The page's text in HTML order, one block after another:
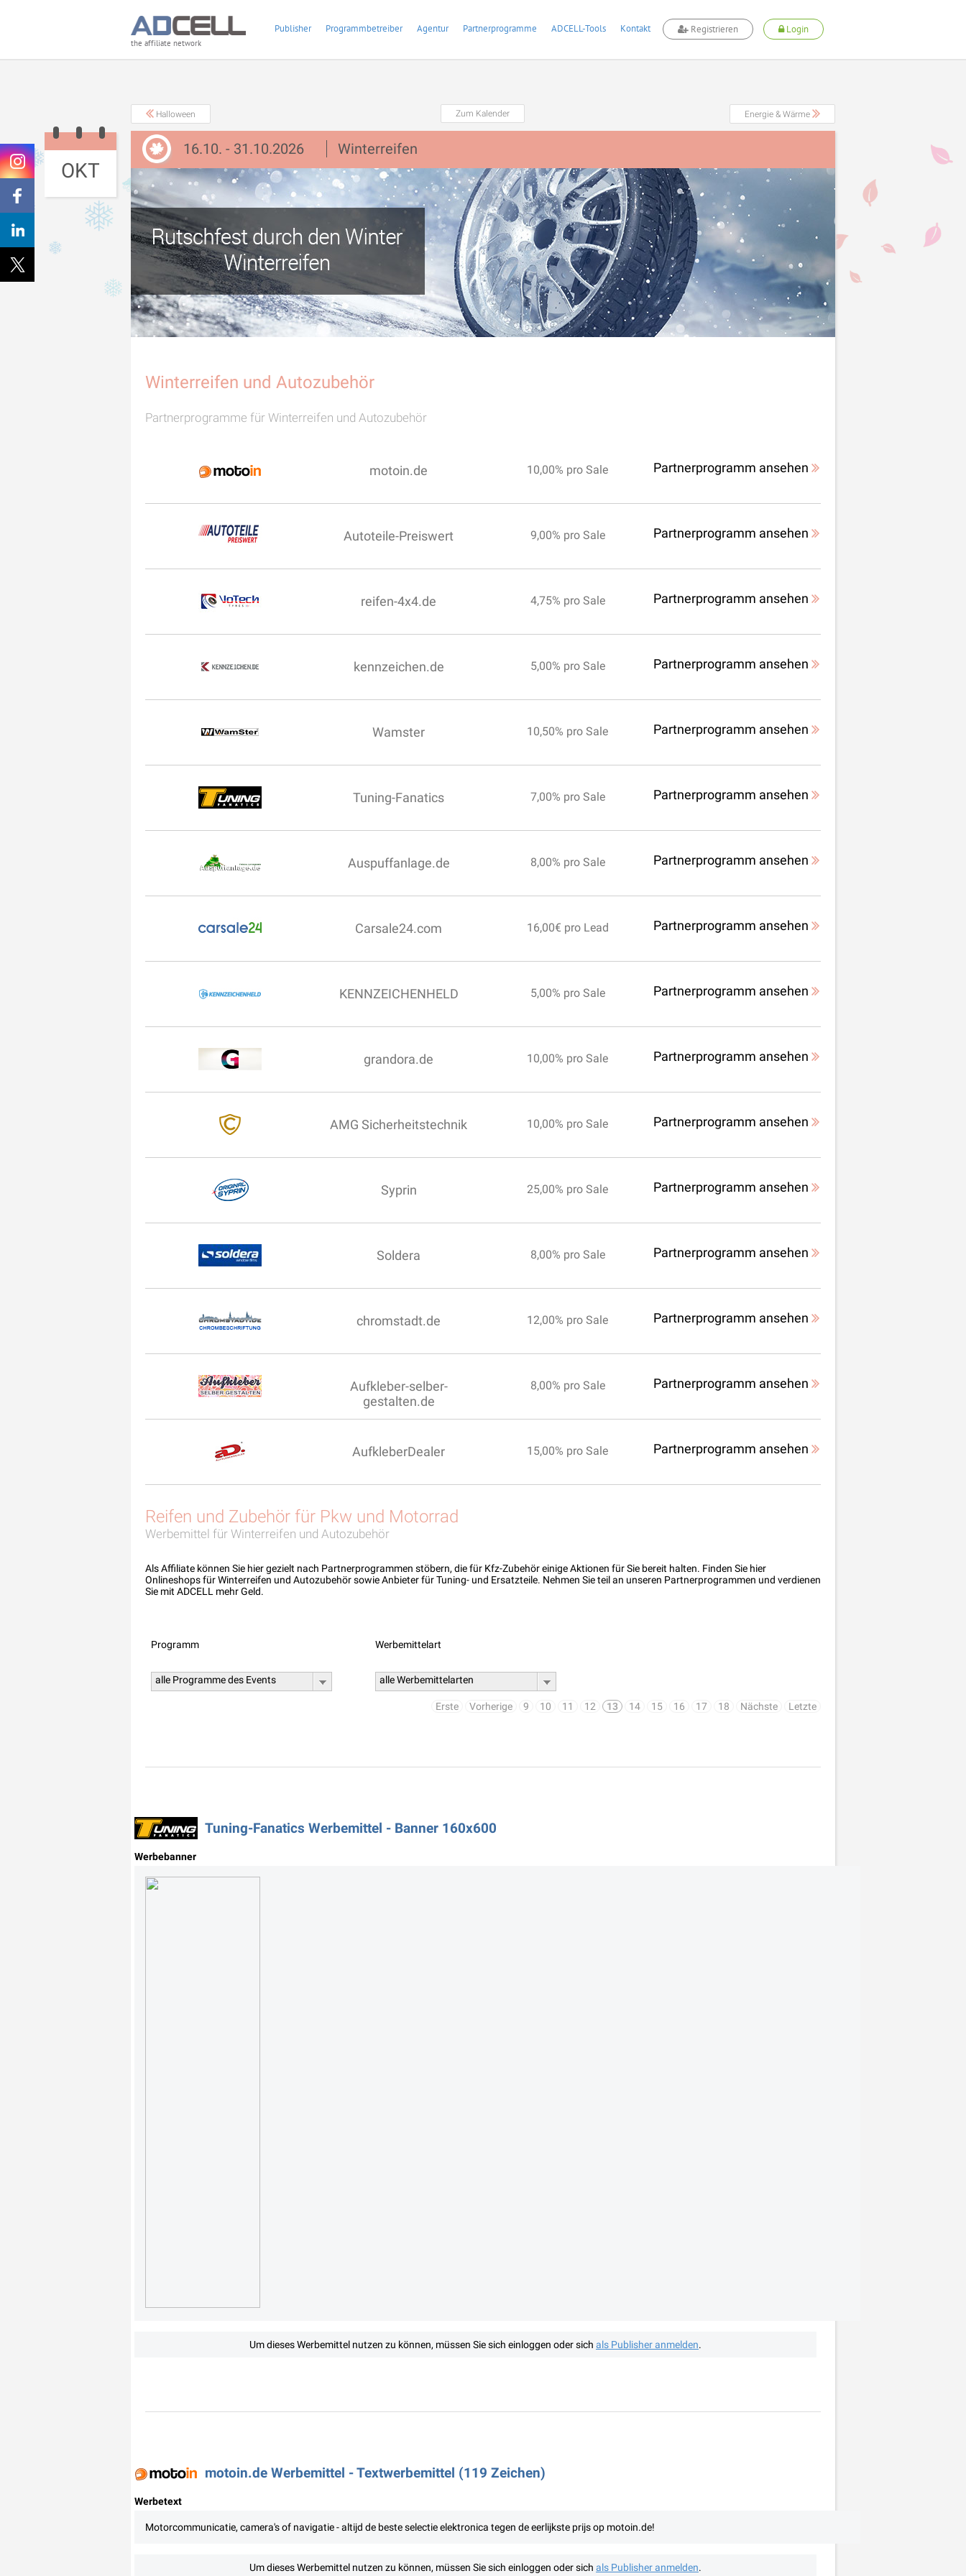
the affiliate network
Publisher Programmbetreiber Agentur Partnerprogramme ADCELL-Tools Kontakt Registrieren Login
OKT
Halloween Zum Kalender Energie & Wärme
16.10. - 31.10.2026 Winterreifen
Winterreifen und Autozubehör
Partnerprogramme für Winterreifen und Autozubehör
motoin.de 10,00% pro Sale Partnerprogramm ansehen
Autoteile-Preiswert 9,00% pro Sale Partnerprogramm ansehen
reifen-4x4.de 4,75% pro Sale Partnerprogramm ansehen
kennzeichen.de 5,00% pro Sale Partnerprogramm ansehen
Wamster 10,50% pro Sale Partnerprogramm ansehen
Tuning-Fanatics 7,00% pro Sale Partnerprogramm ansehen
Auspuffanlage.de 8,00% pro Sale Partnerprogramm ansehen
Carsale24.com 16,00€ pro Lead Partnerprogramm ansehen
KENNZEICHENHELD 5,00% pro Sale Partnerprogramm ansehen
grandora.de 10,00% pro Sale Partnerprogramm ansehen
AMG Sicherheitstechnik 10,00% pro Sale Partnerprogramm ansehen
Syprin 25,00% pro Sale Partnerprogramm ansehen
Soldera 8,00% pro Sale Partnerprogramm ansehen
chromstadt.de 12,00% pro Sale Partnerprogramm ansehen
Aufkleber-selber-
gestalten.de
8,00% pro Sale Partnerprogramm ansehen
AufkleberDealer 15,00% pro Sale Partnerprogramm ansehen
Reifen und Zubehör für Pkw und Motorrad
Werbemittel für Winterreifen und Autozubehör
Als Affiliate können Sie hier gezielt nach Partnerprogrammen stöbern, die für Kfz-Zubehör einige Aktionen für Sie bereit halten. Finden Sie hier
Onlineshops für Winterreifen und Autozubehör sowie Anbieter für Tuning- und Ersatzteile. Nehmen Sie teil an unseren Partnerprogrammen und verdienen
Sie mit ADCELL mehr Geld.
Programm
alle Programme des Events
Werbemittelart
alle Werbemittelarten
Erste Vorherige 9 10 11 12 13 14 15 16 17 18 Nächste Letzte
Tuning-Fanatics Werbemittel - Banner 160x600
Werbebanner
Um dieses Werbemittel nutzen zu können, müssen Sie sich einloggen oder sich als Publisher anmelden.
motoin.de Werbemittel - Textwerbemittel (119 Zeichen)
Werbetext
Motorcommunicatie, camera's of navigatie - altijd de beste selectie elektronica tegen de eerlijkste prijs op motoin.de!
Um dieses Werbemittel nutzen zu können, müssen Sie sich einloggen oder sich als Publisher anmelden.